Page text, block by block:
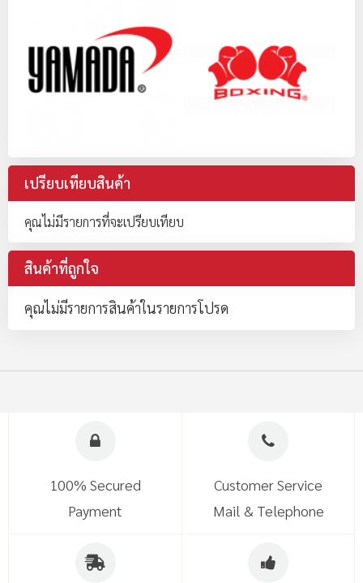
เปรียบเทียบสินค้า
คุณไม่มีรายการที่จะเปรียบเทียบ
สินค้าที่ถูกใจ
คุณไม่มีรายการสินค้าในรายการโปรด
100% Secured
Payment
Customer Service
Mail & Telephone